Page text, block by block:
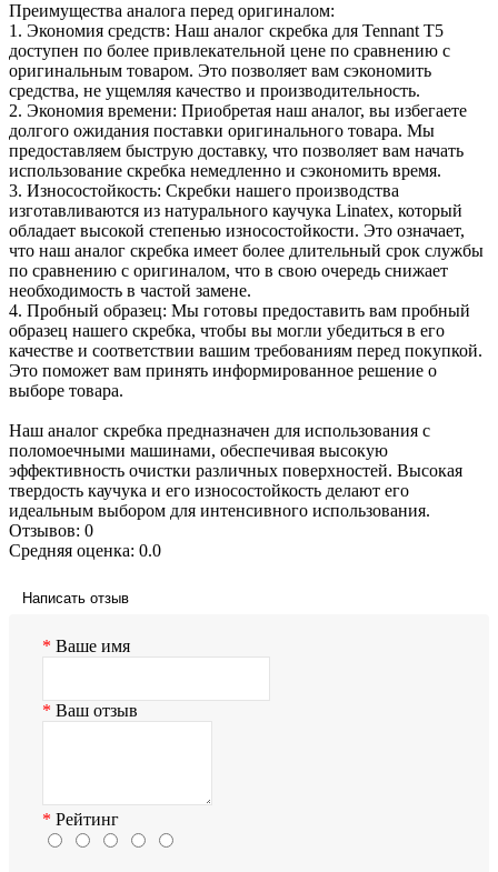
Преимущества аналога перед оригиналом:
1. Экономия средств: Наш аналог скребка для Tennant Т5
доступен по более привлекательной цене по сравнению с
оригинальным товаром. Это позволяет вам сэкономить
средства, не ущемляя качество и производительность.
2. Экономия времени: Приобретая наш аналог, вы избегаете
долгого ожидания поставки оригинального товара. Мы
предоставляем быструю доставку, что позволяет вам начать
использование скребка немедленно и сэкономить время.
3. Износостойкость: Скребки нашего производства
изготавливаются из натурального каучука Linatex, который
обладает высокой степенью износостойкости. Это означает,
что наш аналог скребка имеет более длительный срок службы
по сравнению с оригиналом, что в свою очередь снижает
необходимость в частой замене.
4. Пробный образец: Мы готовы предоставить вам пробный
образец нашего скребка, чтобы вы могли убедиться в его
качестве и соответствии вашим требованиям перед покупкой.
Это поможет вам принять информированное решение о
выборе товара.
Наш аналог скребка предназначен для использования с
поломоечными машинами, обеспечивая высокую
эффективность очистки различных поверхностей. Высокая
твердость каучука и его износостойкость делают его
идеальным выбором для интенсивного использования.
Отзывов: 0
Средняя оценка: 0.0
Написать отзыв
Ваше имя
Ваш отзыв
Рейтинг